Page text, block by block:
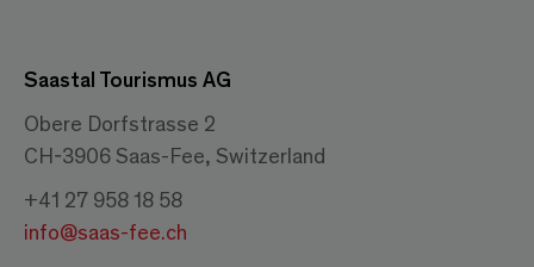
Saastal Tourismus AG
Obere Dorfstrasse 2
CH-3906 Saas-Fee, Switzerland
+41 27 958 18 58
info@saas-fee.ch